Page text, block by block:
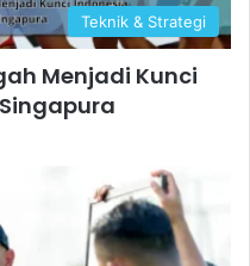
Teknik & Strategi
Menjadi Kunci